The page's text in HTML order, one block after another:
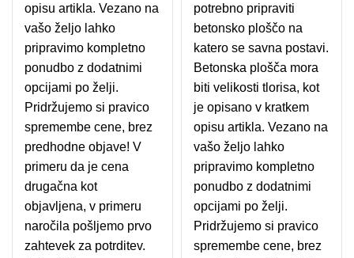
opisu artikla. Vezano na
vašo željo lahko
pripravimo kompletno
ponudbo z dodatnimi
opcijami po želji.
Pridržujemo si pravico
spremembe cene, brez
predhodne objave! V
primeru da je cena
drugačna kot
objavljena, v primeru
naročila pošljemo prvo
zahtevek za potrditev.
potrebno pripraviti
betonsko ploščo na
katero se savna postavi.
Betonska plošča mora
biti velikosti tlorisa, kot
je opisano v kratkem
opisu artikla. Vezano na
vašo željo lahko
pripravimo kompletno
ponudbo z dodatnimi
opcijami po želji.
Pridržujemo si pravico
spremembe cene, brez